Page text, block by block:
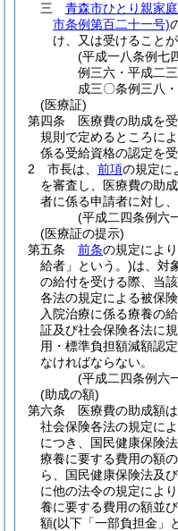
三
青森市ひとり親家
市条例第百二十一号)
け、又は受けること
(平成一八条例七
例三六・平成二
成三〇条例三八
(医療証)
第四条
医療費の助成を
規則で定めるところに
係る受給資格の認定を
2
市長は、 前項の規定に
を審査し、医療費の助
者に係る申請者に対し
(平成二四条例六
(医療証の提示)
第五条
前条の規定によ
給者」という。)は、対
の給付を受ける際、当
各法の規定による被保
入院治療に係る療養の
証及び社会保険各法に
用・標準負担額減額認
なければならない。
(平成二四条例六
(助成の額)
第六条
医療費の助成額
社会保険各法の規定に
につき、国民健康保険
療養に要する費用の額
ら、国民健康保険法及
に他の法令の規定によ
養に要する費用の額並
額(以下「一部負担金」